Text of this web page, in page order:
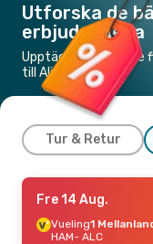
Utforska de
erbjudandena
Upptäck de billigaste
till Alicante
Tur & Retur
Mån 24 Aug.
Vueling1
HAM- ALC
Fre 14 Aug.
Vueling1
HAM- ALC